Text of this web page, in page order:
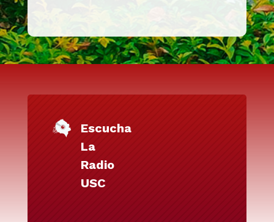
Escucha
La
Radio
USC